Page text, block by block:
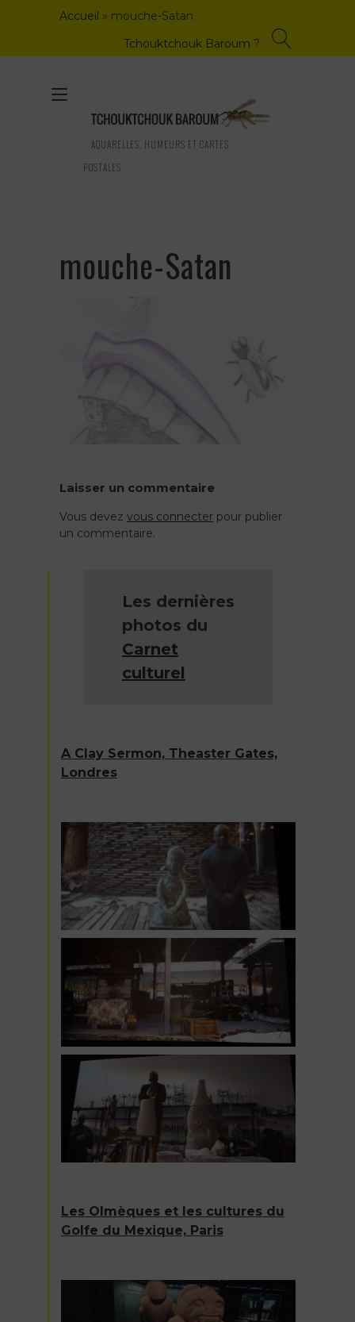
Accueil » mouche-Satan
Tchouktchouk Baroum ?
AQUARELLES, HUMEURS ET CARTES
POSTALES
Toggle
navigation
mouche-Satan
Laisser un commentaire
Vous devez vous connecterpour publier
un commentaire.
Les dernières
photos du
Carnet
culturel
A Clay Sermon, Theaster Gates,
Londres
Les Olmèques et les cultures du
Golfe du Mexique, Paris